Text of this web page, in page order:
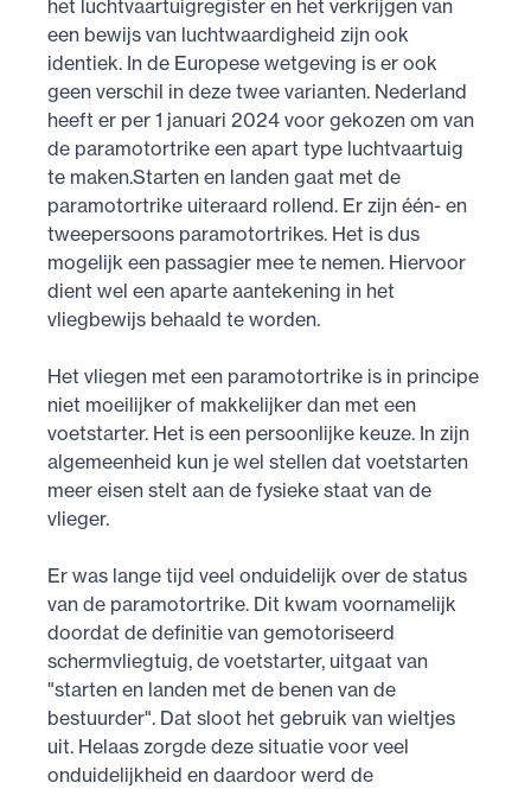
het luchtvaartuigregister en het verkrijgen van
een bewijs van luchtwaardigheid zijn ook
identiek. In de Europese wetgeving is er ook
geen verschil in deze twee varianten. Nederland
heeft er per 1 januari 2024 voor gekozen om van
de paramotortrike een apart type luchtvaartuig
te maken.Starten en landen gaat met de
paramotortrike uiteraard rollend. Er zijn één- en
tweepersoons paramotortrikes. Het is dus
mogelijk een passagier mee te nemen. Hiervoor
dient wel een aparte aantekening in het
vliegbewijs behaald te worden.
Het vliegen met een paramotortrike is in principe
niet moeilijker of makkelijker dan met een
voetstarter. Het is een persoonlijke keuze. In zijn
algemeenheid kun je wel stellen dat voetstarten
meer eisen stelt aan de fysieke staat van de
vlieger.
Er was lange tijd veel onduidelijk over de status
van de paramotortrike. Dit kwam voornamelijk
doordat de definitie van gemotoriseerd
schermvliegtuig, de voetstarter, uitgaat van
"starten en landen met de benen van de
bestuurder". Dat sloot het gebruik van wieltjes
uit. Helaas zorgde deze situatie voor veel
onduidelijkheid en daardoor werd de